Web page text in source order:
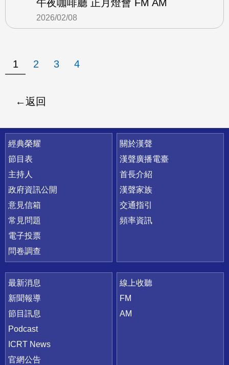
午夜咖啡廳 正月燈會 FM AM
2026/02/08
1 2 3 4
返回
快速連結
經典榮耀
節目表
主持人
政府資訊公開
意見信箱
常見問題
電子投票
問卷調查
關於漢聲
漢聲廣播電臺
首長介紹
漢聲家族
交通指引
頻率資訊
最新消息
新聞報導
節目訊息
Podcast
ICRT News
官網公告
線上收聽
FM
AM